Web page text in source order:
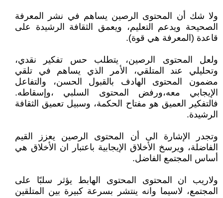
ولا شك أن المحتوى الرصين يساهم في نشر المعرفة
الصحيحة ويدعم التعليم، ويعمق الثقافة الرشيدة على
قاعدة (المعرفة هي قوة).
ولعل المحتوى الرصين، يتطلب حس تفكير نقدي،
وتحليلي عند المتلقي، الأمر الذي يساهم في تلقي
مضمون المحتوى الهادف بالقبول الحسن، والتفاعل
الإيجابي معه،ورفض المحتوى السلبي ،وإسقاطه.
فالتفكير العميق هو مفتاح الحكمة، وسبيل تعميق الثقافة
الرشيدة.
وتجدر الإشارة الى أن المحتوى الرصين يعزز القيم
الفاضلة، ويرسخ الأخلاق الإيجابية باعتبار ان الأخلاق هي
أساس المجتمع الفاضل.
ولاريب ان المحتوى المحتوى الهابط يؤثر سلبًا على
المجتمع، لاسيما وانه ينتشر بسرعة كبيرة بين المتلقين